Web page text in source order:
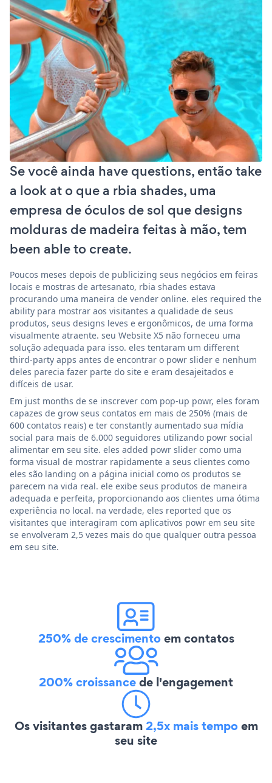
Se você ainda have questions, então take
a look at o que a rbia shades, uma
empresa de óculos de sol que designs
molduras de madeira feitas à mão, tem
been able to create.
Poucos meses depois de publicizing seus negócios em feiras
locais e mostras de artesanato, rbia shades estava
procurando uma maneira de vender online. eles required the
ability para mostrar aos visitantes a qualidade de seus
produtos, seus designs leves e ergonômicos, de uma forma
visualmente atraente. seu Website X5 não forneceu uma
solução adequada para isso. eles tentaram um different
third-party apps antes de encontrar o powr slider e nenhum
deles parecia fazer parte do site e eram desajeitados e
difíceis de usar.
Em just months de se inscrever com pop-up powr, eles foram
capazes de grow seus contatos em mais de 250% (mais de
600 contatos reais) e ter constantly aumentado sua mídia
social para mais de 6.000 seguidores utilizando powr social
alimentar em seu site. eles added powr slider como uma
forma visual de mostrar rapidamente a seus clientes como
eles são landing on a página inicial como os produtos se
parecem na vida real. ele exibe seus produtos de maneira
adequada e perfeita, proporcionando aos clientes uma ótima
experiência no local. na verdade, eles reported que os
visitantes que interagiram com aplicativos powr em seu site
se envolveram 2,5 vezes mais do que qualquer outra pessoa
em seu site.
250% de crescimentoem contatos
200% croissancede l'engagement
Os visitantes gastaram2,5x mais tempoem
seu site